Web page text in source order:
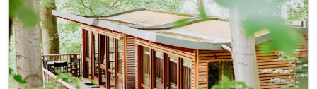
inkl. W-LAN